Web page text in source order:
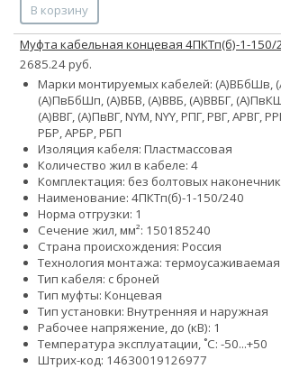
В корзину
Муфта кабельная концевая 4ПКТп(б)-1-150/
2685.24 руб.
Марки монтируемых кабелей: (А)ВБбШв,
(А)ПвБбШп, (А)ВБВ, (А)ВВБ, (А)ВВБГ,
(А)ВВГ, (А)ПвВГ, NYM, NYY, РПГ, РВГ, АРВГ,
РБР, АРБР, РБП
Изоляция кабеля: Пластмассовая
Количество жил в кабеле: 4
Комплектация: без болтовых
Наименование: 4ПКТп(б)-1-150/240
Норма отгрузки: 1
Сечение жил, мм²: 150185240
Страна происхождения: Россия
Технология монтажа: термоусаживаемая
Тип кабеля: с броней
Тип муфты: Концевая
Тип установки: Внутренняя и наружная
Рабочее напряжение, до (кВ): 1
Температура эксплуатации, ˚С: -50...+50
Штрих-код: 14630019126977